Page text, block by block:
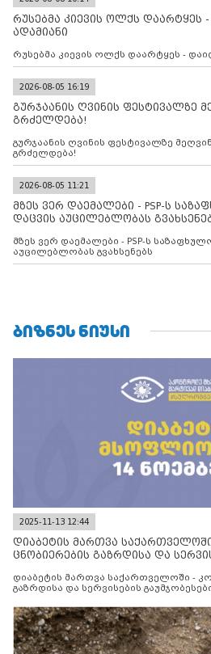
რუსებმა კიევის ოლქს დაარტყეს
ადამიანი
რუსებმა კიევის ოლქს დაარტყეს -
2026-08-05 16:19
გურჯაანის ღვინის ფესტივალზე
გრძელდება!
გურჯაანის ღვინის ფესტივალზე
გრძელდება!
2026-08-05 11:21
მზეს ვერ დაემალები - PSP-ს
დაცვის აუცილებლობას
მზეს ვერ დაემალები - PSP-ს
აუცილებლობას გვახსენებს
ᲑᲘᲖᲜᲔᲡ ᲜᲘᲣᲡᲘ
2025-11-13 12:44
დიაბეტის მართვა
ცნობიერების გაზრდისა და
დიაბეტის მართვა საქართველოში -
გაზრდისა და სერვისების